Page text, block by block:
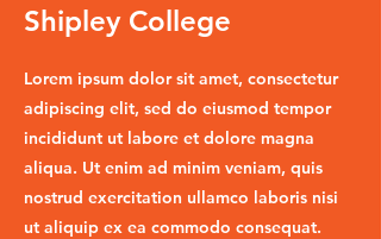
Shipley College
Lorem ipsum dolor sit amet, consectetur
adipiscing elit, sed do eiusmod tempor
incididunt ut labore et dolore magna
aliqua. Ut enim ad minim veniam, quis
nostrud exercitation ullamco laboris nisi
ut aliquip ex ea commodo consequat.